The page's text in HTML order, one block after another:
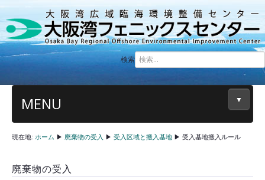
検索
MENU ▼
現在地: ホーム ▶ 廃棄物の受入 ▶ 受入区域と搬入基地 ▶ 受入基地搬入ルール
廃棄物の受入